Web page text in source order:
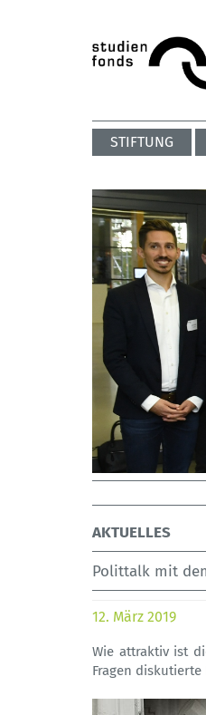
STIFTUNG
AKTUELLES
Polittalk mit
12. März 2019
Wie attraktiv ist
Fragen